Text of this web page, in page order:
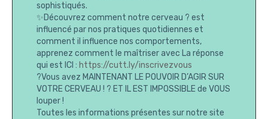
sophistiqués.
✨Découvrez comment notre cerveau ? est
influencé par nos pratiques quotidiennes et
comment il influence nos comportements,
apprenez comment le maîtriser avec La réponse
qui est ICI : https://cutt.ly/inscrivezvous
?Vous avez MAINTENANT LE POUVOIR D’AGIR SUR
VOTRE CERVEAU ! ? ET IL EST IMPOSSIBLE de VOUS
louper !
Toutes les informations présentes sur notre site